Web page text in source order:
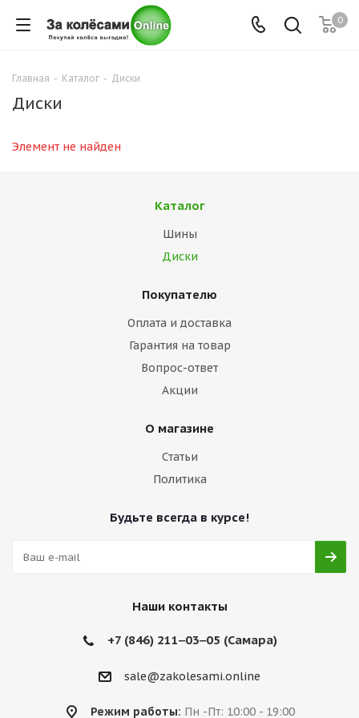
0
Главная - Каталог - Диски
Диски
Элемент не найден
Каталог
Шины
Диски
Покупателю
Оплата и доставка
Гарантия на товар
Вопрос-ответ
Акции
О магазине
Статьи
Политика
Будьте всегда в курсе!
Наши контакты
+7 (846) 211‒03‒05 (Самара)
sale@zakolesami.online
Режим работы: Пн -Пт: 10:00 - 19:00